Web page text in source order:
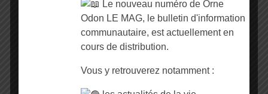
je n'ai plus de sacs jaunes, où m'en
procurer ?
que faire en cas de doute de tri ?
Le nouveau numéro de Orne
Odon LE MAG, le bulletin d'information
communautaire, est actuellement en
cours de distribution.
Vous y retrouverez notamment :